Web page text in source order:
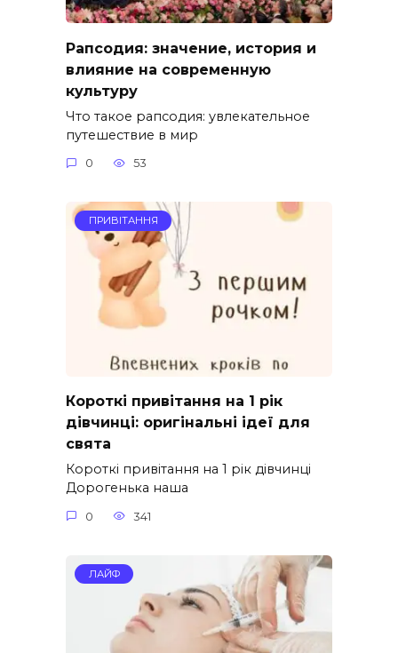
Рапсодия: значение, история и
влияние на современную
культуру
Что такое рапсодия: увлекательное
путешествие в мир
0 53
ПРИВІТАННЯ
Короткі привітання на 1 рік
дівчинці: оригінальні ідеї для
свята
Короткі привітання на 1 рік дівчинці
Дорогенька наша
0 341
ЛАЙФ